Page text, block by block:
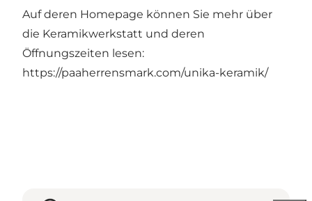
Auf deren Homepage können Sie mehr über
die Keramikwerkstatt und deren
Öffnungszeiten lesen:
https://paaherrensmark.com/unika-keramik/